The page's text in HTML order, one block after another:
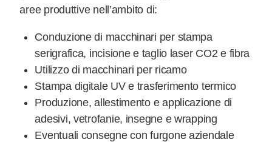
aree produttive nell’ambito di:
Conduzione di macchinari per stampa
serigrafica, incisione e taglio laser CO2 e fibra
Utilizzo di macchinari per ricamo
Stampa digitale UV e trasferimento termico
Produzione, allestimento e applicazione di
adesivi, vetrofanie, insegne e wrapping
Eventuali consegne con furgone aziendale